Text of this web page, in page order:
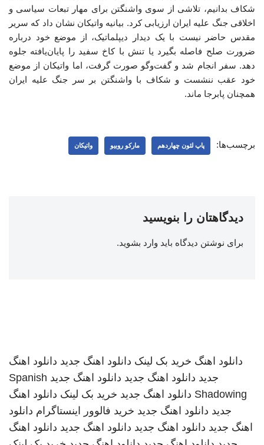
شکاف بدانیم، تلاشی از سوی واشنگتن برای مهار تبعات سیاسی و
اخلاقی جنگ علیه ایران ارزیابی کرد. بیانیه واتیکان نشان داد که سریر
مقدس حاضر نیست با یک دیدار دیپلماتیک، از موضع خود درباره
ضرورت صلح فاصله بگیرد یا تنش با کاخ سفید را پایان‌یافته جلوه
دهد. سفر انجام شد و گفت‌وگو صورت گرفت، اما واتیکان از موضع
خود عقب ننشست و شکاف با واشنگتن بر سر جنگ علیه ایران
همچنان پابرجا ماند.
برچسب‌ها: پاپ لئون چهاردهم مارکو روبیو واتیکان
دیدگاهتان را بنویسید
برای نوشتن دیدگاه باید وارد بشوید.
دانلود اهنگ خرید بک لینک دانلود اهنگ جدید دانلود اهنگ
جدید دانلود اهنگ جدید دانلود اهنگ جدید Spanish
Shadowing دانلود اهنگ جدید خرید بک لینک دانلود اهنگ
جدید دانلود اهنگ جدید خرید فالوور اینستاگرام دانلود
اهنگ جدید دانلود اهنگ جدید دانلود اهنگ جدید دانلود اهنگ